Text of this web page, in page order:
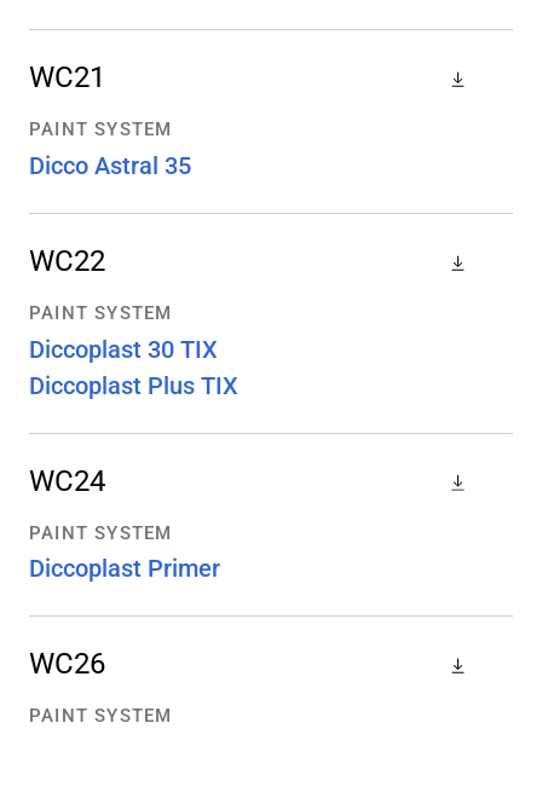
WC21
PAINT SYSTEM
Dicco Astral 35
WC22
PAINT SYSTEM
Diccoplast 30 TIX
Diccoplast Plus TIX
WC24
PAINT SYSTEM
Diccoplast Primer
WC26
PAINT SYSTEM